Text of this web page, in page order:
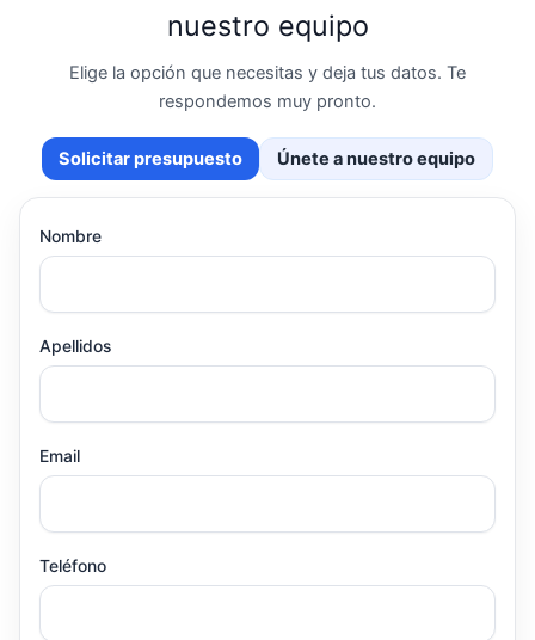
nuestro equipo
Elige la opción que necesitas y deja tus datos. Te
respondemos muy pronto.
Solicitar presupuesto Únete a nuestro equipo
Nombre
Apellidos
Email
Teléfono